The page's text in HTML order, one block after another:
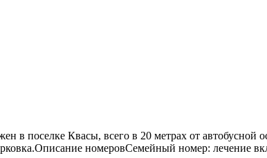
в поселке Квасы, всего в 20 метрах от
номеровСемейный номер: лечение